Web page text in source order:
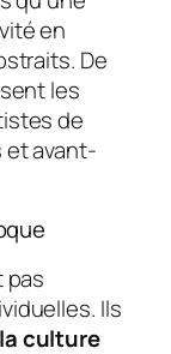
en
De
les
de
et avant-
pas
Ils
culture